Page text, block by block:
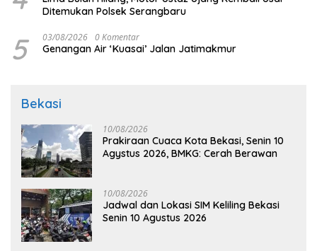
Ditemukan Polsek Serangbaru
5 03/08/2026 0 Komentar
Genangan Air ‘Kuasai’ Jalan Jatimakmur
Bekasi
10/08/2026
Prakiraan Cuaca Kota Bekasi, Senin 10
Agystus 2026, BMKG: Cerah Berawan
10/08/2026
Jadwal dan Lokasi SIM Keliling Bekasi
Senin 10 Agustus 2026